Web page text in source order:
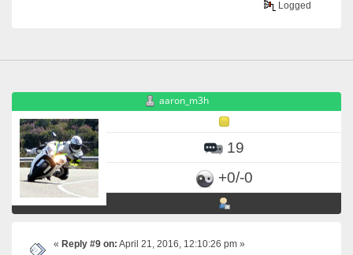
Logged
aaron_m3h
19
+0/-0
« Reply #9 on: April 21, 2016, 12:10:26 pm »